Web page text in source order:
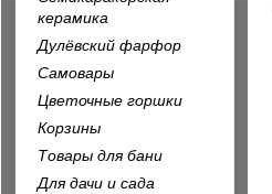
керамика
Дулёвский фарфор
Самовары
Цветочные горшки
Корзины
Товары для бани
Для дачи и сада